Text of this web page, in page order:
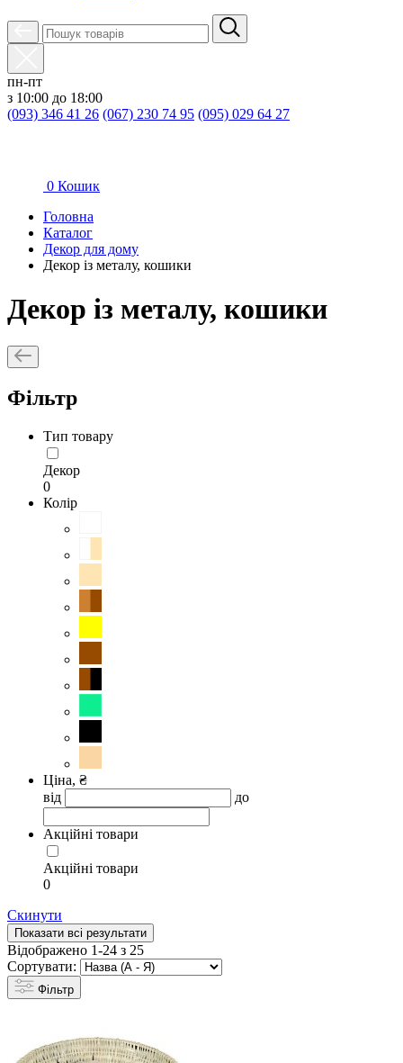
пн-пт
з 10:00 до 18:00
(093) 346 41 26 (067) 230 74 95 (095) 029 64 27
0 Кошик
Головна
Каталог
Декор для дому
Декор із металу, кошики
Декор із металу, кошики
Фільтр
Тип товару
Декор
0
Колір
Ціна, ₴
від
до
Акційні товари
Акційні товари
0
Скинути
Показати всі результати
Відображено 1-24 з 25
Сортувати:
Фільтр